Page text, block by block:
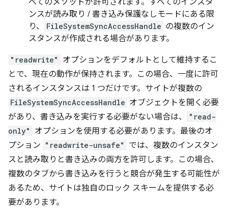
べてのメソッドが許可されます。すべてのインスタ
ンスが読み取り / 書き込み保護なしモードにある限
り、
FileSystemSyncAccessHandle の複数のイン
スタンスが作成される場合があります。
"readwrite"
オプションをデフォルトとして維持するこ
とで、現在の動作が保持されます。この場合、一度に許可
されるインスタンスは 1 つだけです。サイトが複数の
FileSystemSyncAccessHandle オブジェクトを開く必要
があり、書き込みを実行する必要がない場合は、
"read-
only"
オプションを使用する必要があります。最後のオ
プション "readwrite-unsafe"
では、複数のインスタン
スと読み取りと書き込みの両方を許可します。この場合、
複数のタブから書き込みを行うと競合が発生する可能性が
あるため、サイトは独自のロック スキームを提供する必
要があります。